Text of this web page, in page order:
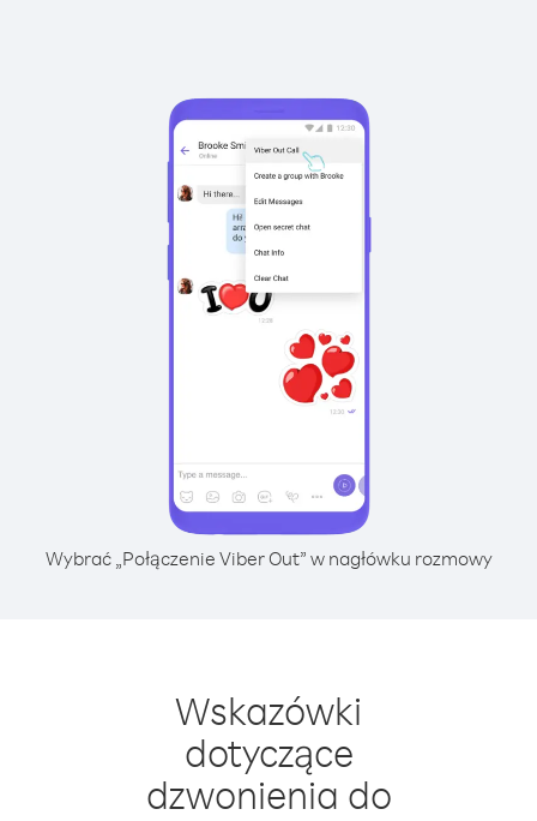
Wybrać „Połączenie Viber Out” w nagłówku rozmowy
Wskazówki
dotyczące
dzwonienia do